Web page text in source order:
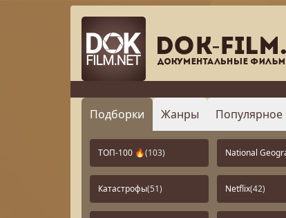
Подборки Жанры Популярное
ТОП-100 🔥(103) National
Катастрофы(51) Netflix(42)